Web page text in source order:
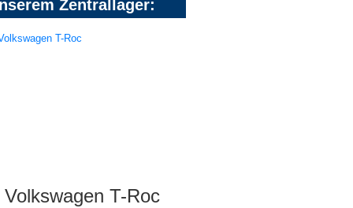
Zentrallager:
Volkswagen T-Roc